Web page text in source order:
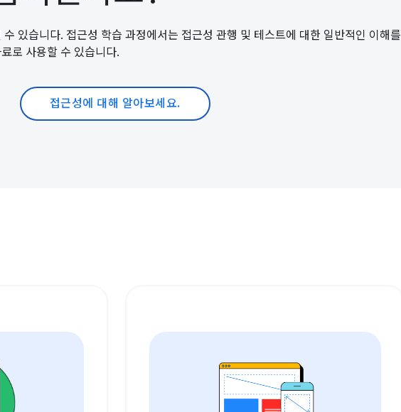
있습니다. 접근성 학습 과정에서는 접근성 관행 및 테스트에 대한 일반적인 이해를
로 사용할 수 있습니다.
접근성에 대해 알아보세요.